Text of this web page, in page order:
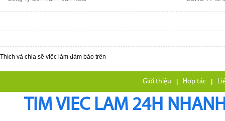
Thích và chia sẽ việc làm đảm bảo trên
Giới thiệu | Hợp tác |
TIM VIEC LAM 24H